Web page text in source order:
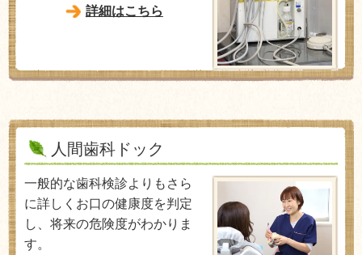
詳細はこちら
人間歯科ドック
一般的な歯科検診よりもさら
に詳しくお口の健康度を判定
し、将来の危険度がわかりま
す。